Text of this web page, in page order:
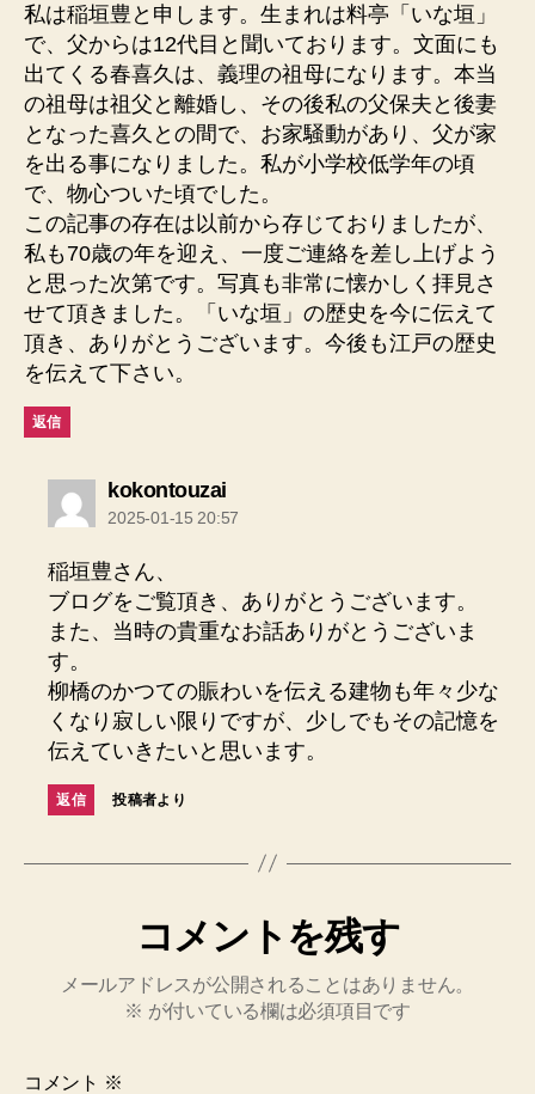
私は稲垣豊と申します。生まれは料亭「いな垣」
で、父からは12代目と聞いております。文面にも
出てくる春喜久は、義理の祖母になります。本当
の祖母は祖父と離婚し、その後私の父保夫と後妻
となった喜久との間で、お家騒動があり、父が家
を出る事になりました。私が小学校低学年の頃
で、物心ついた頃でした。
この記事の存在は以前から存じておりましたが、
私も70歳の年を迎え、一度ご連絡を差し上げよう
と思った次第です。写真も非常に懐かしく拝見さ
せて頂きました。「いな垣」の歴史を今に伝えて
頂き、ありがとうございます。今後も江戸の歴史
を伝えて下さい。
返信
kokontouzaiの
発
2025-01-15 20:57
稲垣豊さん、
ブログをご覧頂き、ありがとうございます。
また、当時の貴重なお話ありがとうございま
す。
柳橋のかつての賑わいを伝える建物も年々少な
くなり寂しい限りですが、少しでもその記憶を
伝えていきたいと思います。
返信 投稿者より
コメントを残す
メールアドレスが公開されることはありません。
※ が付いている欄は必須項目です
コメント ※